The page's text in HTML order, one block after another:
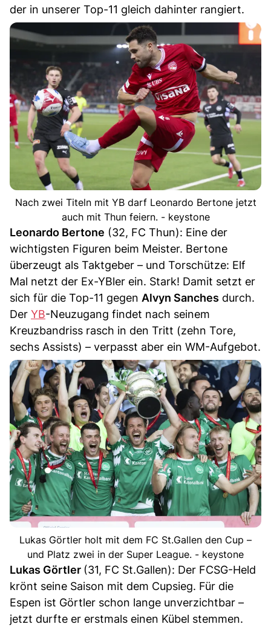
der in unserer Top-11 gleich dahinter rangiert.
Nach zwei Titeln mit YB darf Leonardo Bertone jetzt
auch mit Thun feiern. - keystone
Leonardo Bertone (32, FC Thun): Eine der
wichtigsten Figuren beim Meister. Bertone
überzeugt als Taktgeber – und Torschütze: Elf
Mal netzt der Ex-YBler ein. Stark! Damit setzt er
sich für die Top-11 gegen Alvyn Sanches durch.
Der YB-Neuzugang findet nach seinem
Kreuzbandriss rasch in den Tritt (zehn Tore,
sechs Assists) – verpasst aber ein WM-Aufgebot.
Lukas Görtler holt mit dem FC St.Gallen den Cup –
und Platz zwei in der Super League. - keystone
Lukas Görtler (31, FC St.Gallen): Der FCSG-Held
krönt seine Saison mit dem Cupsieg. Für die
Espen ist Görtler schon lange unverzichtbar –
jetzt durfte er erstmals einen Kübel stemmen.